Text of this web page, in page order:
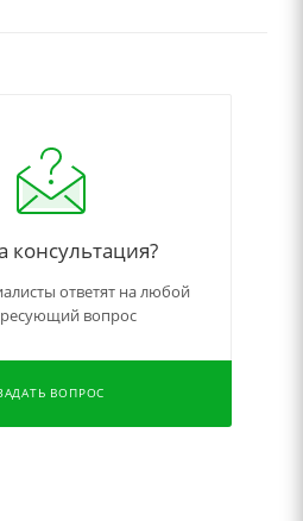
консультация?
ответят на любой
вопрос
ВОПРОС